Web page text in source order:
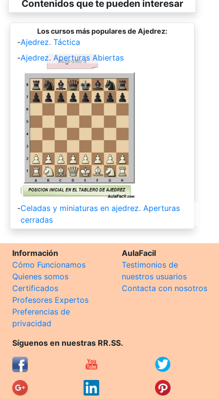
Contenidos que te pueden interesar
Los cursos más populares de Ajedrez:
-Ajedrez. Táctica
-Ajedrez. Aperturas Abiertas
-Celadas y miniaturas en ajedrez. Aperturas
cerradas
Información
Cómo Funcionamos
Quienes somos
Certificados
Profesores Expertos
Preferencias de
privacidad
AulaFacil
Testimonios de
nuestros usuarios
Contacta con nosotros
Síguenos en nuestras RR.SS.